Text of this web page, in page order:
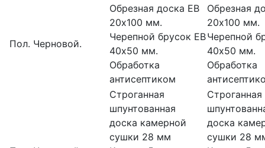
Пол. Черновой.
Обрезная доска ЕВ
20х100 мм.
Черепной брусок ЕВ
40х50 мм.
Обработка
антисептиком
Обрезная
20х100 мм.
Черепной
40х50 мм.
Обработка
Строганная
шпунтованная
доска камерной
сушки 28 мм
Строганная
доска
сушки 28